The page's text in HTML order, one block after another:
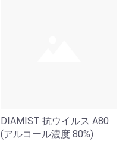
DIAMIST 抗ウイルス A80
(アルコール濃度 80%)